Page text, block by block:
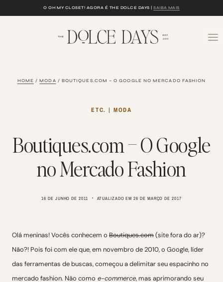
O OH MY CLOSET! AGORA É THE DOLCE DAYS |SAIBA MAIS
HOME / MODA / BOUTIQUES.COM – O GOOGLE NO MERCADO FASHION
ETC. | MODA
Boutiques.com – O Google
no Mercado Fashion
16 DE JUNHO DE 2011 ATUALIZADO EM 26 DE MARÇO DE 2017
Olá meninas! Vocês conhecem o Boutiques.com(site fora do ar)?
Não?! Pois foi com ele que, em novembro de 2010, o Google, líder
das ferramentas de buscas, começou a delimitar seu espacinho no
mercado fashion. Não como e-commerce, mas aprimorando seu